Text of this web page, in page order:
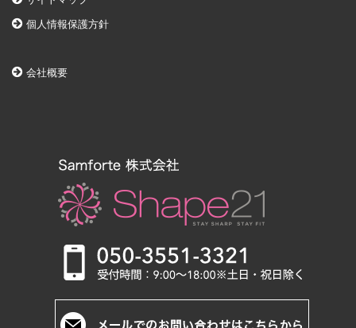
個人情報保護方針
会社概要